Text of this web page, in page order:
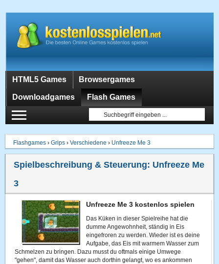
HTML5 Games Browsergames
Downloadgames Flash Games
Flashgames ›Grips ›Verschiedene › Unfreeze Me 3
Spielbeschreibung & Steuerung: Unfreeze Me
3
Unfreeze Me 3 kostenlos spielen
Das Küken in dieser Spielreihe hat die
dumme Angewohnheit, ständig in Eis
eingefroren zu werden. Wieder ist es deine
Aufgabe, das Eis mit warmem Wasser zum
Schmelzen zu bringen. Dazu musst du oftmals einige Umwege
"gehen", damit das Wasser auch dorthin gelangt, wo es ankommen